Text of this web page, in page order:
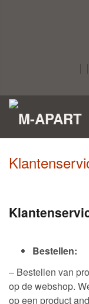
Bestellen:
– Bestellen van
op de webshop.
op een product